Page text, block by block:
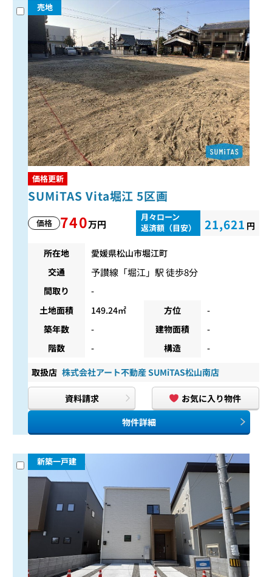
売地
価格更新
SUMiTAS Vita堀江 5区画
価格 740万円
月々ローン
返済額（目安）
21,621 円
所在地
愛媛県松山市堀江町
交通
予讃線 「堀江 」駅 徒歩8分
間取り
-
土地面積
149.24㎡ 方位
-
築年数
- 建物面積
-
階数
- 構造 -
取扱店 株式会社アート不動産 SUMiTAS松山南店
資料請求
お気に入り物件
物件詳細
新築一戸建